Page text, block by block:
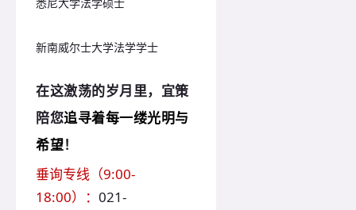
悉尼大学法学硕士
新南威尔士大学法学学士
在这激荡的岁月里，宜策
陪您追寻着每一缕光明与
希望！
垂询专线（9:00-
18:00）： 021-